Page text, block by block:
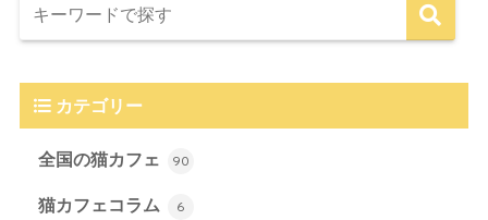
カテゴリー
全国の猫カフェ 90
猫カフェコラム 6